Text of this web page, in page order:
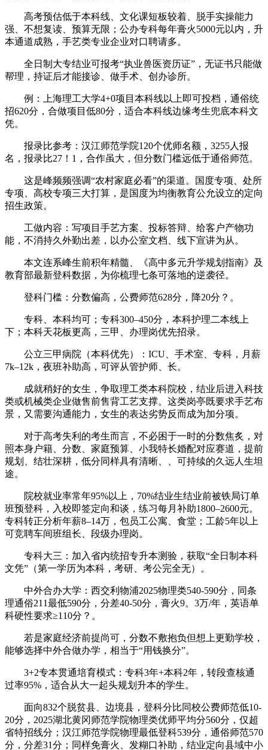
高考预估低于本科线、文化课短板较着、脱手实操能力
强、不想复读、预算无限；公办专科每年膏火5000元以内，升
本通道成熟，手艺类专业企业对口聘请多。
全日制大专结业可报考“执业兽医资历证”，无证书只能做
帮理，持证后才能接诊、做手术、创办诊所。
例：上海理工大学4+0项目本科线以上即可投档，通俗统
招620分，合做项目低80分，适合本科线边缘考生兜底本科文
凭。
报录比参考：汉江师范学院120个优师名额，3255人报
名，报录比27！1，合作虽大，但分数门槛远低于通俗师范。
这是峰频频强调“农村家庭必看”的渠道。国度专项、处所
专项、高校专项三大打算，是国度为均衡教育公允设立的定向
招生政策。
工做内容：写项目手艺方案、投标答辩、给客户产物功
能，不消持久外勤出差，以办公室文档、线下宣讲为从。
本文连系峰生前积年精髓、《高中多元升学规划指南》及
教育部最新登科数据，为你梳理七条可落地的逆袭径。
登科门槛：分数偏高，公费师范628分，降20分？。
专科、本科均可；专科300–450分，本科护理二本线上
下；本科天花板更高，三甲、办理岗优先招录。
公立三甲病院（本科优先）：ICU、手术室、专科，月薪
7k–12k，夜班补助高，可评从管护师、长。
成就稍好的女生，争取理工类本科院校，结业后进入科技
类或机械类企业做售前售背工艺支撑。这类岗亭既要求手艺布
景，又需要沟通能力，女生的表达劣势反而成为加分项。
对于高考失利的考生而言，不必困于一时的分数焦炙，对
照本身户籍、分数、家庭预算、小我特长婚配对应赛道，提前
规划、结壮深耕，低分同样具有清晰、、可持续的久远人生坦
途。
院校就业率常年95%以上，70%结业生结业前被铁局订单
班预登科，入校即签定向和谈，练习每月补助1800–2600元。
专科转正分析年薪8–14万，包员工公寓、食堂；工龄5年以上
可竞聘车间班组长、段级办理岗。
专科大三：加入省内统招专升本测验，获取“全日制本科
文凭”（第一学历为本科，考研、考公完全无）。
中外合办大学：西交利物浦2025物理类540-590分，同条
理通俗211最低590分，分差40-50分，膏火9。3万/年，英语单
科硬性要求≥110分？。
若是家庭经济前提尚可，分数不敷抱负但想上更勤学校，
能够选择中外合做办学，相当于“用钱换分”。
3+2专本贯通培育模式：专科3年+本科2年，转段查核通
过率95%，适合从大一起头规划升本的学生。
面向832个脱贫县、边境县，登科分比同校公费师范低10-
20分，2025湖北黄冈师范学院物理类优师平均分560分，仅超
省特招线分；汉江师范学院物理最低登科539分，通俗师范570
分，分差31分；同样免膏火、发糊口补助，结业定向县域中小